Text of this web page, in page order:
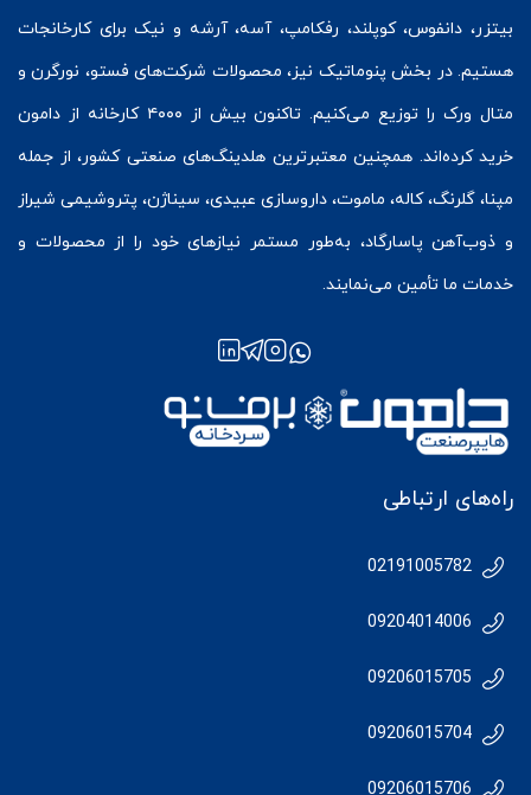
بیتزر، دانفوس،کوپلند، رفکامپ، آسه، آرشه و نیک برای کارخانجات
هستیم. در بخش پنوماتیک نیز، محصولات شرکت‌های فستو، نورگرن و
متال ورک
را توزیع می‌کنیم. تاکنون بیش از ۴۰۰۰ کارخانه از دامون
خرید کرده‌اند. همچنین معتبرترین هلدینگ‌های صنعتی کشور، از جمله
مپنا، گلرنگ، کاله، ماموت، داروسازی عبیدی، سیناژن، پتروشیمی شیراز
و ذوب‌آهن پاسارگاد، به‌طور مستمر نیازهای خود را از محصولات و
خدمات ما تأمین می‌نمایند.
راه‌های ارتباطی
02191005782
09204014006
09206015705
09206015704
09206015706